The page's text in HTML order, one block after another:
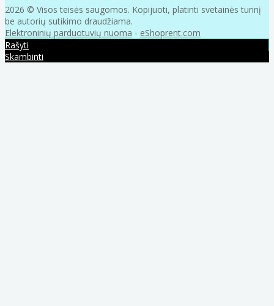
2026 © Visos teisės saugomos. Kopijuoti, platinti svetainės turinį
be autorių sutikimo draudžiama.
Elektroninių parduotuvių nuoma - eShoprent.com
Rašyti
Skambinti